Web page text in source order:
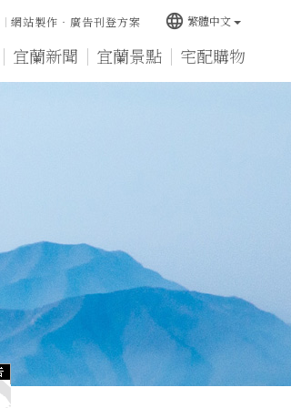
宜蘭新聞 宜蘭景點 宅配購物
網站製作‧廣告刊登方案 language 繁體中文